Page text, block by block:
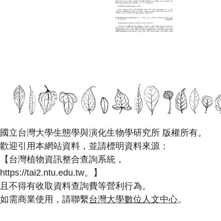
國立台灣大學生態學與演化生物學研究所 版權所有。
歡迎引用本網站資料，並請標明資料來源：
【台灣植物資訊整合查詢系統，
https://tai2.ntu.edu.tw。】
且不得有收取資料查詢費等營利行為。
如需商業使用，請聯繫台灣大學數位人文中心。